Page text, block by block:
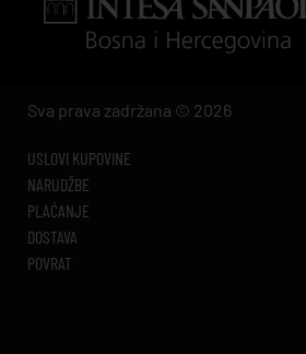
Sva prava zadržana © 2026
USLOVI KUPOVINE
NARUDŽBE
PLAĆANJE
DOSTAVA
POVRAT